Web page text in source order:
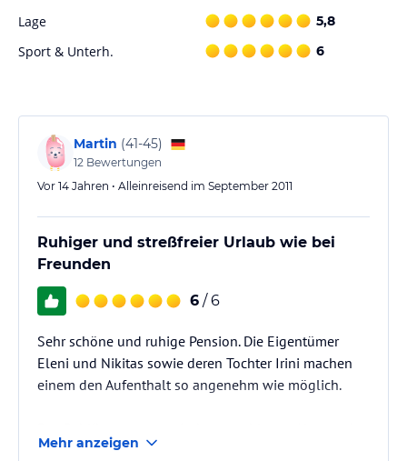
Lage 5,8
Sport & Unterh. 6
Martin (41-45)
12 Bewertungen
Vor 14 Jahren • Alleinreisend im September 2011
Ruhiger und streßfreier Urlaub wie bei
Freunden
6 / 6
Sehr schöne und ruhige Pension. Die Eigentümer
Eleni und Nikitas sowie deren Tochter Irini machen
einem den Aufenthalt so angenehm wie möglich.
von den Nationen. Die Pension ist sehr
Mehr anzeigen